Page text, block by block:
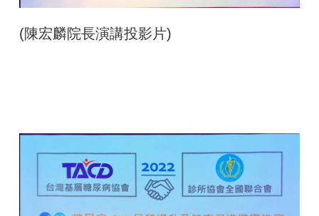
(陳宏麟院長演講投影片)